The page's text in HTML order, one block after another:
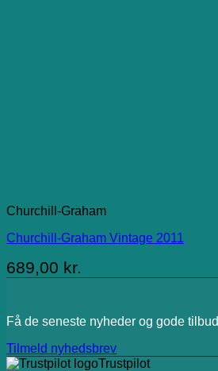
Churchill-Graham
Churchill-Graham Vintage 2011
689,00 kr.
Få de seneste nyheder og gode tilbud
Tilmeld nyhedsbrev
Trustpilot